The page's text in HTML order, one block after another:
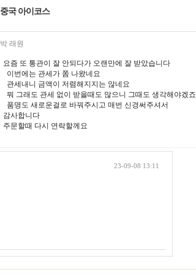
중국 아이코스
박 래원
요즘 또 통관이 잘 안되다가 오랜만에 잘 받았습니다
이번에는 관세가 쫌 나왔네요
관세내니 금액이 저렴해지지는 않네요
뭐 그래도 관세 없이 받을때도 많으니 그때도 생각해야겠죠
품명도 새로운걸로 바꿔주시고 매번 신경써주셔서
감사합니다
주문할때 다시 연락할께요
23-09-08 13:11